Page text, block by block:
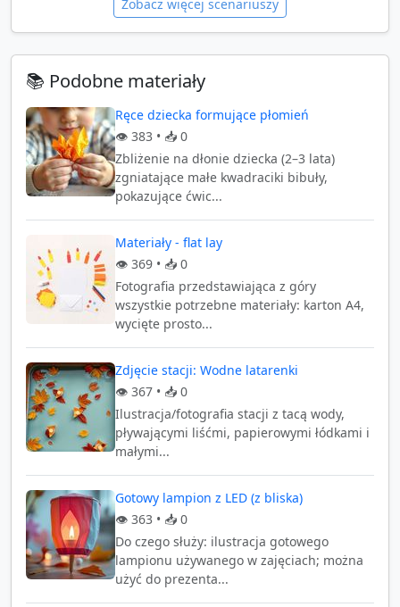
Zobacz więcej scenariuszy
📚 Podobne materiały
Ręce dziecka formujące płomień
👁️ 383 • 📥 0
Zbliżenie na dłonie dziecka (2–3 lata)
zgniatające małe kwadraciki bibuły,
pokazujące ćwic...
Materiały - flat lay
👁️ 369 • 📥 0
Fotografia przedstawiająca z góry
wszystkie potrzebne materiały: karton A4,
wycięte prosto...
Zdjęcie stacji: Wodne latarenki
👁️ 367 • 📥 0
Ilustracja/fotografia stacji z tacą wody,
pływającymi liśćmi, papierowymi łódkami i
małymi...
Gotowy lampion z LED (z bliska)
👁️ 363 • 📥 0
Do czego służy: ilustracja gotowego
lampionu używanego w zajęciach; można
użyć do prezenta...